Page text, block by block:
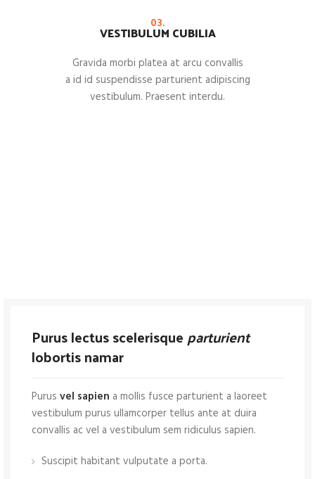
03.
VESTIBULUM CUBILIA
Gravida morbi platea at arcu convallis
a id id suspendisse parturient adipiscing
vestibulum. Praesent interdu.
Purus lectus scelerisqueparturient
lobortis namar
Purus vel sapien a mollis fusce parturient a laoreet
vestibulum purus ullamcorper tellus ante at duira
convallis ac vel a vestibulum sem ridiculus sapien.
Suscipit habitant vulputate a porta.